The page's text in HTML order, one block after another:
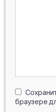
браузере